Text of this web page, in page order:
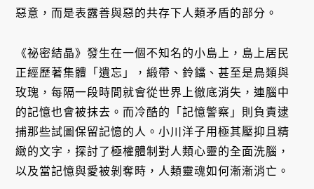
惡意，而是表露善與惡的共存下人類矛盾的部分。
《祕密結晶》發生在一個不知名的小島上，島上居民
正經歷著集體「遺忘」，緞帶、鈴鐺、甚至是鳥類與
玫瑰，每隔一段時間就會從世界上徹底消失，連腦中
的記憶也會被抹去。而冷酷的「記憶警察」則負責逮
捕那些試圖保留記憶的人。小川洋子用極其壓抑且精
緻的文字，探討了極權體制對人類心靈的全面洗腦，
以及當記憶與愛被剝奪時，人類靈魂如何漸漸消亡。